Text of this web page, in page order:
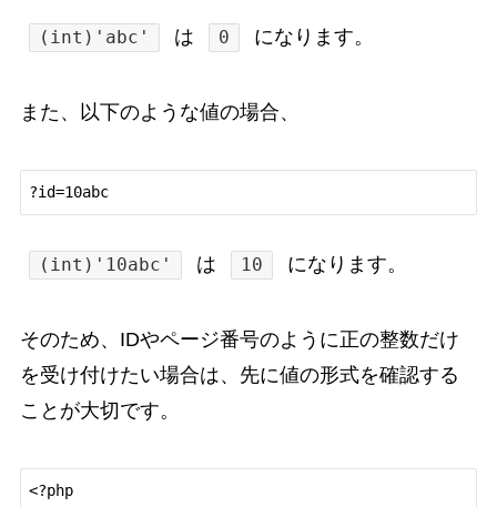
(int)'abc' は 0 になります。
また、以下のような値の場合、
?id=10abc
(int)'10abc' は 10 になります。
そのため、IDやページ番号のように正の整数だけ
を受け付けたい場合は、先に値の形式を確認する
ことが大切です。
<?php